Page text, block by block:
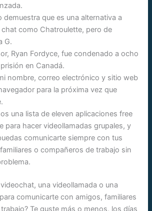
demuestra que es una alternativa a
como Chatroulette, pero de
G.
Ryan Fordyce, fue condenado a ocho
en Canadá.
nombre, correo electrónico y sitio web
para la próxima vez que
una lista de eleven aplicaciones free
para hacer videollamadas grupales, y
comunicarte siempre con tus
o compañeros de trabajo sin
una videollamada o una
comunicarte con amigos, familiares
Te guste más o menos, los días